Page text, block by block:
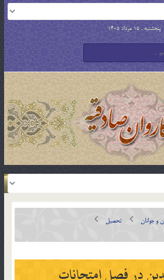
پنجشنبه , 15 مرداد 1405
و جوانان
تحصیل
در فصل امتحانات